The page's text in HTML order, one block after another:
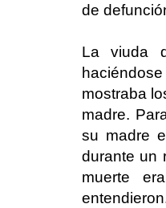
de
La viuda
mostraba
madre.
su madre
durante un
muerte